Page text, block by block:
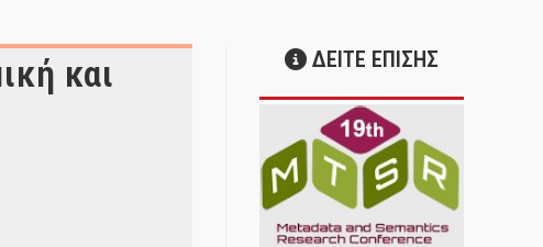
και
ΔΕΙΤΕ ΕΠΙΣΗΣ